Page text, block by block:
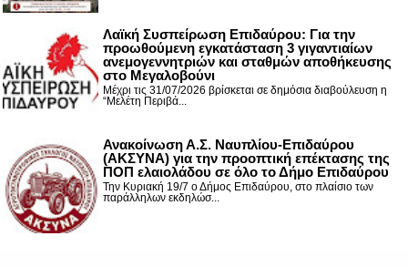
Λαϊκή Συσπείρωση Επιδαύρου: Για την
προωθούμενη εγκατάσταση 3 γιγαντιαίων
ανεμογεννητριών και σταθμών αποθήκευσης
στο Μεγαλοβούνι
Μέχρι τις 31/07/2026 βρίσκεται σε δημόσια διαβούλευση η
“Μελέτη Περιβά...
Ανακοίνωση Α.Σ. Ναυπλίου-Επιδαύρου
(ΑΚΣΥΝΑ) για την προοπτική επέκτασης της
ΠΟΠ ελαιολάδου σε όλο το Δήμο Επιδαύρου
Την Κυριακή 19/7 ο Δήμος Επιδαύρου, στο πλαίσιο των
παράλληλων εκδηλώσ...